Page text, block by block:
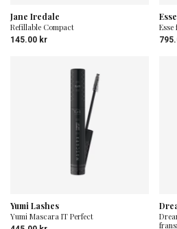
Jane Iredale
Refillable Compact
145.00 kr
Esse
Yumi Lashes
Yumi Mascara IT Perfect